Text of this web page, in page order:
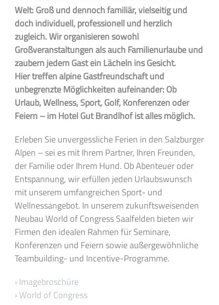
Welt: Groß und dennoch familiär, vielseitig und
doch individuell, professionell und herzlich
zugleich. Wir organisieren sowohl
Großveranstaltungen als auch Familienurlaube und
zaubern jedem Gast ein Lächeln ins Gesicht.
Hier treffen alpine Gastfreundschaft und
unbegrenzte Möglichkeiten aufeinander: Ob
Urlaub, Wellness, Sport, Golf, Konferenzen oder
Feiern – im Hotel Gut Brandlhof ist alles möglich.
Erleben Sie unvergessliche Ferien in den Salzburger
Alpen – sei es mit Ihrem Partner, Ihren Freunden,
der Familie oder Ihrem Hund. Ob Abenteuer oder
Entspannung, wir erfüllen jeden Urlaubswunsch
mit unserem umfangreichen Sport- und
Wellnessangebot. In unserem zukunftsweisenden
Neubau World of Congress Saalfelden bieten wir
Firmen den idealen Rahmen für Seminare,
Konferenzen und Feiern sowie außergewöhnliche
Teambuilding- und Incentive-Programme.
› Imagebroschüre
› World of Congress